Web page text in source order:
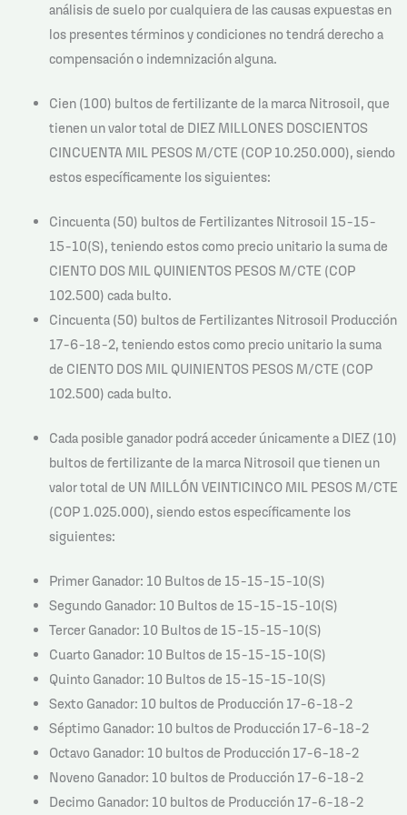
análisis de suelo por cualquiera de las causas expuestas en
los presentes términos y condiciones no tendrá derecho a
compensación o indemnización alguna.
Cien (100) bultos de fertilizante de la marca Nitrosoil, que
tienen un valor total de DIEZ MILLONES DOSCIENTOS
CINCUENTA MIL PESOS M/CTE (COP 10.250.000), siendo
estos específicamente los siguientes:
Cincuenta (50) bultos de Fertilizantes Nitrosoil 15-15-
15-10(S), teniendo estos como precio unitario la suma de
CIENTO DOS MIL QUINIENTOS PESOS M/CTE (COP
102.500) cada bulto.
Cincuenta (50) bultos de Fertilizantes Nitrosoil Producción
17-6-18-2, teniendo estos como precio unitario la suma
de CIENTO DOS MIL QUINIENTOS PESOS M/CTE (COP
102.500) cada bulto.
Cada posible ganador podrá acceder únicamente a DIEZ (10)
bultos de fertilizante de la marca Nitrosoil que tienen un
valor total de UN MILLÓN VEINTICINCO MIL PESOS M/CTE
(COP 1.025.000), siendo estos específicamente los
siguientes:
Primer Ganador: 10 Bultos de 15-15-15-10(S)
Segundo Ganador: 10 Bultos de 15-15-15-10(S)
Tercer Ganador: 10 Bultos de 15-15-15-10(S)
Cuarto Ganador: 10 Bultos de 15-15-15-10(S)
Quinto Ganador: 10 Bultos de 15-15-15-10(S)
Sexto Ganador: 10 bultos de Producción 17-6-18-2
Séptimo Ganador: 10 bultos de Producción 17-6-18-2
Octavo Ganador: 10 bultos de Producción 17-6-18-2
Noveno Ganador: 10 bultos de Producción 17-6-18-2
Decimo Ganador: 10 bultos de Producción 17-6-18-2